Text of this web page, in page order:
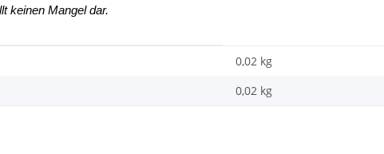
keinen Mangel dar.
0,02 kg
0,02 kg